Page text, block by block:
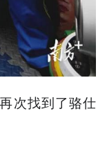
次找到了骆仕